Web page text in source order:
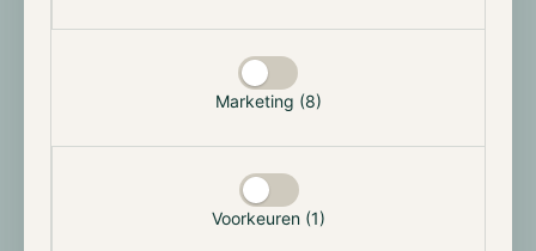
Marketing (8)
Voorkeuren (1)
Wilhelminakade 97, 3072 AP Rotterdam
Aanmelden